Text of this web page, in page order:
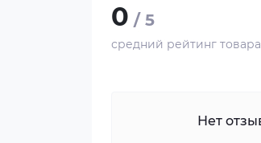
0 / 5
средний рейтинг товара
Нет